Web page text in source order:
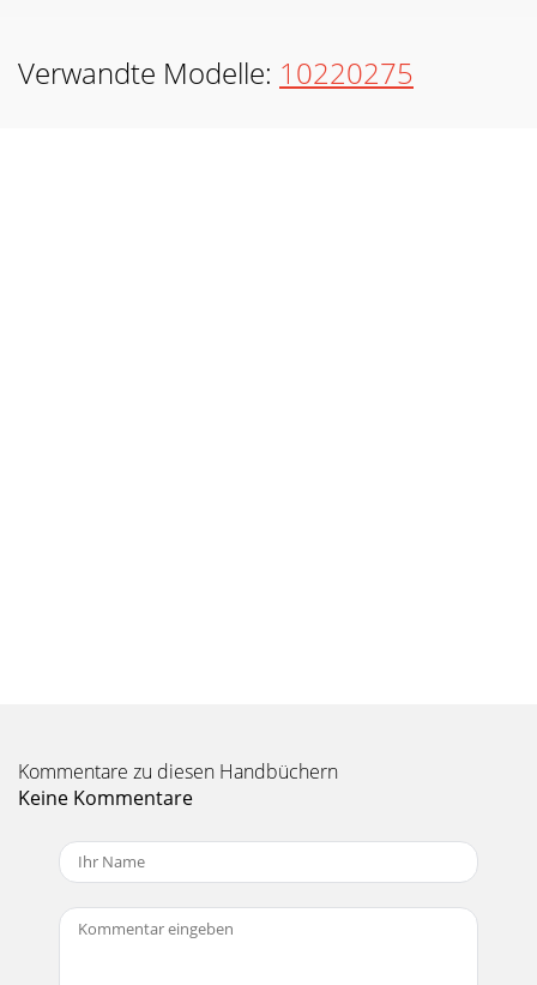
Verwandte Modelle: 10220275
Kommentare zu diesen Handbüchern
Keine Kommentare